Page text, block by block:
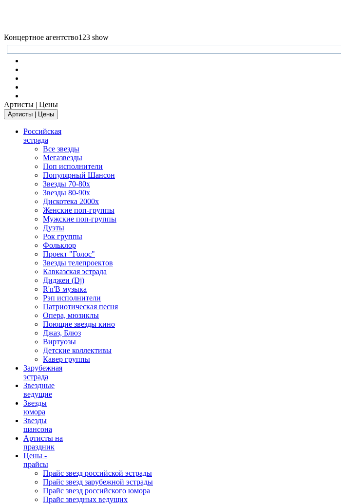
Концертное агентство123 show
Артисты | Цены
Артисты | Цены
Российская
эстрада
Все звезды
Мегазвезды
Поп исполнители
Популярный Шансон
Звезды 70-80х
Звезды 80-90х
Дискотека 2000х
Женские поп-группы
Мужские поп-группы
Дуэты
Рок группы
Фольклор
Проект "Голос"
Звезды телепроектов
Кавказская эстрада
Диджеи (Dj)
R'n'B музыка
Рэп исполнители
Патриотическая песня
Опера, мюзиклы
Поющие звезды кино
Джаз, Блюз
Виртуозы
Детские коллективы
Кавер группы
Зарубежная
эстрада
Звездные
ведущие
Звезды
юмора
Звезды
шансона
Артисты на
праздник
Цены -
прайсы
Прайс звезд российской эстрады
Прайс звезд зарубежной эстрады
Прайс звезд российского юмора
Прайс звездных ведущих